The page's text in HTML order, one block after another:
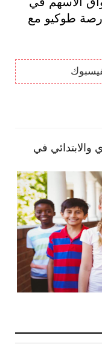
معلومات
في